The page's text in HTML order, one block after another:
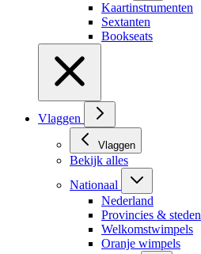
Kaartinstrumenten
Sextanten
Bookseats
Vlaggen
Vlaggen
Bekijk alles
Nationaal
Nederland
Provincies & steden
Welkomstwimpels
Oranje wimpels